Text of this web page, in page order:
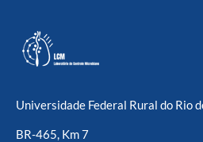
Universidade Federal Rural do Rio
BR-465, Km 7